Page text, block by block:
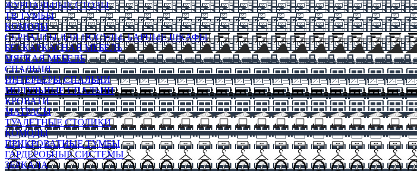
ЖУРНАЛЬНЫЕ СТОЛЫ
ТВ ТУМБЫ
КОМОДЫ
СЕРВАНТЫ ДЛЯ ПОСУДЫ, БАРНЫЕ ШКАФЫ
БЕСКАРКАСНАЯ МЕБЕЛЬ
МЯГКАЯ МЕБЕЛЬ
СПАЛЬНЯ
ИНТЕРЬЕРЫ СПАЛЬНИ
МОДУЛЬНЫЕ СПАЛЬНИ
КРОВАТИ
МАТРАСЫ
ТУАЛЕТНЫЕ СТОЛИКИ
КОМОДЫ
ПРИКРОВАТНЫЕ ТУМБЫ
ГАРДЕРОБНЫЕ СИСТЕМЫ
ЗЕРКАЛА